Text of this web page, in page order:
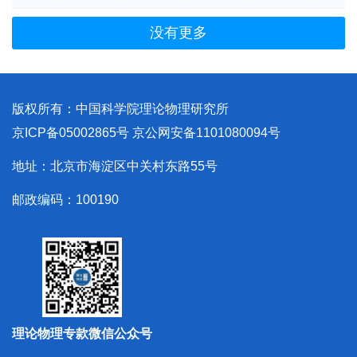
没有更多
版权所有：中国科学院理论物理研究所
京ICP备05002865号 京公网安备1101080094号
地址：北京市海淀区中关村东路55号
邮政编码：100190
理论物理专款微信公众号